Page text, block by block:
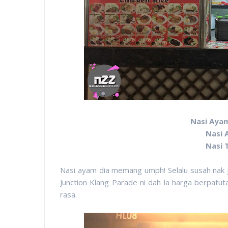
Nasi
Nasi
Nasi
Nasi ayam dia memang umph! Selalu susah
Junction Klang Parade ni dah la harga
rasa.